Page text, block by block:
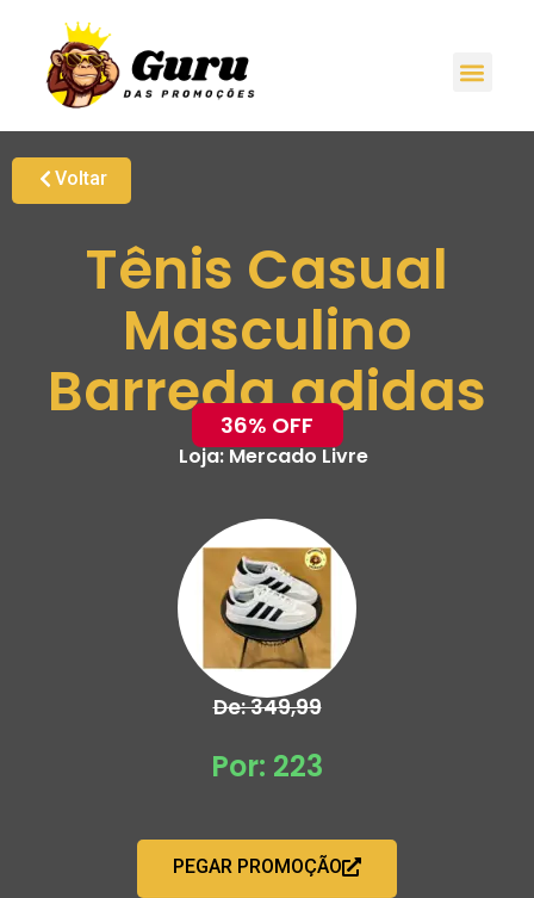
Voltar
Tênis Casual
Masculino
Barreda adidas
36% OFF
Loja:Mercado Livre
De: 349,99
Por: 223
PEGAR PROMOÇÃO